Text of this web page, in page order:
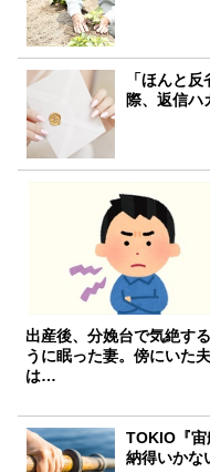
「ほんと
際、返信
出産後、分娩台で気絶す
うに眠った妻。傍にいた夫
は…
TOKIO『宙
納得いかな